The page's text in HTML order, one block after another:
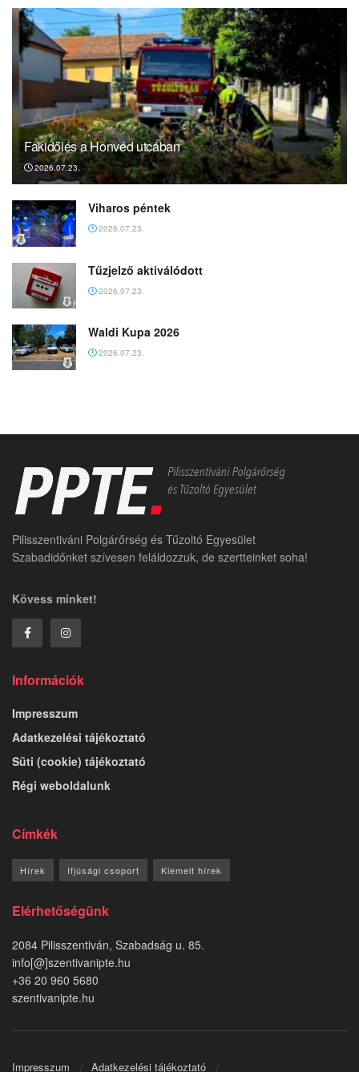
Fakidőlés a Honvéd utcában
2026.07.23.
Viharos péntek
2026.07.23.
Tűzjelző aktiválódott
2026.07.23.
Waldi Kupa 2026
2026.07.23.
Pilisszentiváni Polgárőrség és Tűzoltó Egyesület
Szabadidőnket szívesen feláldozzuk, de szertteinket soha!
Kövess minket!
Információk
Impresszum
Adatkezelési tájékoztató
Süti (cookie) tájékoztató
Régi weboldalunk
Címkék
Hírek Ifjúsági csoport Kiemelt hírek
Elérhetőségünk
2084 Pilisszentiván, Szabadság u. 85.
info[@]szentivanipte.hu
+36 20 960 5680
szentivanipte.hu
Impresszum Adatkezelési tájékoztató